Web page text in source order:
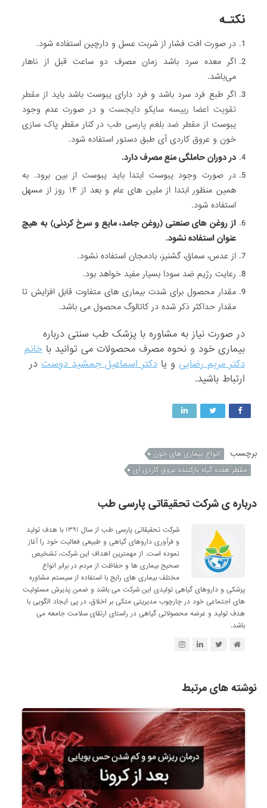
نکتـه
در صورت افت فشار از شربت عسل و دارچین استفاده شود.
اگر معده سرد باشد زمان مصرف دو ساعت قبل از ناهار
می‌باشد.
اگر طبع فرد سرد باشد و فرد دارای یبوست باشد باید از مقطر
تقویت اعضا رییسه سایکو دایجست و در صورت عدم وجود
یبوست از مقطر ضد بلغم پارسی طبدر کنار مقطر پاک سازی
خون و عروق کاردی آی طبق دستور استفاده شود.
در دوران حاملگی منع مصرف دارد.
در صورت وجود یبوست ابتدا باید یبوست از بین برود. به
همین منظور ابتدا از ملین های عام و بعد از ۱۴ روز از مسهل
استفاده شود.
از روغن های صنعتی (روغن جامد، مایع و سرخ کردنی) به هیچ
عنوان استفاده نشود.
از عدس، سماق، گشنیز، بادمجان استفاده نشود.
رعایت رژیم ضد سودا بسیار مفید خواهد بود.
مقدار محصول برای شدت بیماری های متفاوت قابل افزایش تا
مقدار حداکثر ذکر شده در کاتالوگ محصول می باشد.
در صورت نیاز به مشاوره با پزشک طب سنتی درباره
بیماری خود و نحوه مصرف محصولات می توانید باخانم
دکتر مریم رضایی و یادکتر اسماعیل جمشید دوستدر
ارتباط باشید.
برچسب
انواع بیماری های خون
مقطر هفده گیاه بازکننده عروق کاردی آی
درباره ی شرکت تحقیقاتی پارسی طب
شرکت تحقیقاتی پارسی طب از سال ۱۳۹۱ با هدف تولید
و فرآوری داروهای گیاهی و طبیعی فعالیت خود را آغاز
نموده است. از مهمترین اهداف این شرکت، تشخیص
صحیح بیماری ها و حفاظت از مردم در برابر انواع
مختلف بیماری های رایج با استفاده از سیستم مشاوره
پزشکی و داروهای گیاهی تولیدی این شرکت می باشد و ضمن پذیرش مسئولیت
های اجتماعی خود در چارچوب مدیریتی متکی بر اخلاق، در پی ایجاد الگویی با
هدف تولید و عرضه محصولاتی گیاهی در راستای ارتقای سلامت جامعه می
باشد.
نوشته های مرتبط